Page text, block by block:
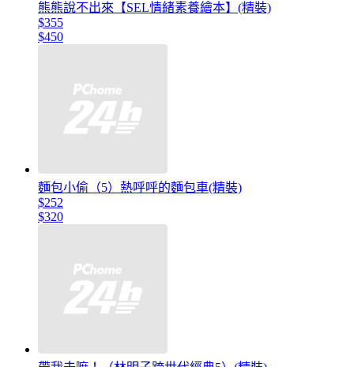
熊熊說不出來【SEL情緒素養繪本】(精裝)
$355
$450
麵包小偷（5）熱呼呼的麵包車(精裝)
$252
$320